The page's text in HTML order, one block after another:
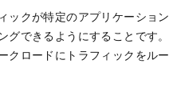
ックが特定のアプリケーション
できるようにすることです。
クロードにトラフィックをルー